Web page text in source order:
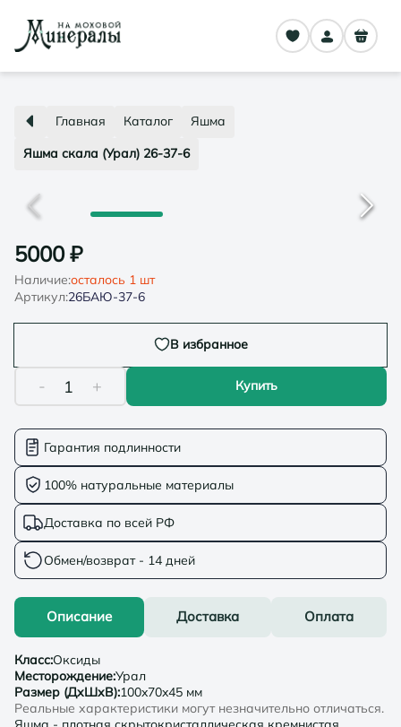
Главная Каталог
Яшма
Яшма скала (Урал) 26-37-6
5000₽
Наличие:осталось 1шт
Артикул:26БАЮ-37-6
В избранное
- 1 + Купить
Гарантия подлинности
100% натуральные материалы
Доставка по всей РФ
Обмен/возврат - 14 дней
Описание Доставка Оплата
Класс:Оксиды
Месторождение:Урал
Размер (ДхШхВ):100x70x45 мм
Реальные характеристики могут незначительно отличаться.